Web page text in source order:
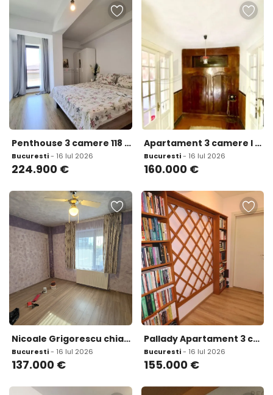
Penthouse 3 camere 118 mp plus terasa 61 mp living spectaculos centrala
Bucuresti- 16 Iul 2026
224.900 €
Apartament 3 camere l Decebal l Alba Iulia
Bucuresti- 16 Iul 2026
160.000 €
Nicoale Grigorescu chiar pe Drumul Lunca Sateasca centrala parcare
Bucuresti- 16 Iul 2026
137.000 €
Pallady Apartament 3 camere Palladium Residence Bloc 1 79 mp Etaj 5/11
Bucuresti- 16 Iul 2026
155.000 €